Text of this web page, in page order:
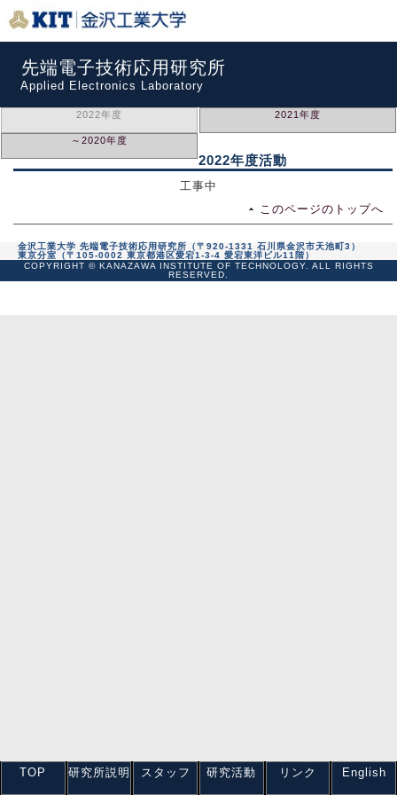
先端電子技術応用研究所
Applied Electronics Laboratory
2022年度 2021年度
～2020年度
2022年度活動
工事中
このページのトップへ
金沢工業大学 先端電子技術応用研究所（〒920-1331 石川県金沢市天池町3）
東京分室（〒105-0002 東京都港区愛宕1-3-4 愛宕東洋ビル11階）
COPYRIGHT © KANAZAWA INSTITUTE OF TECHNOLOGY. ALL RIGHTS
RESERVED.
TOP 研究所説明 スタッフ 研究活動 リンク English